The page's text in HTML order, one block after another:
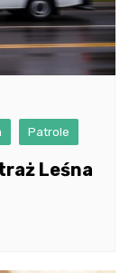
Patrole
Leśna